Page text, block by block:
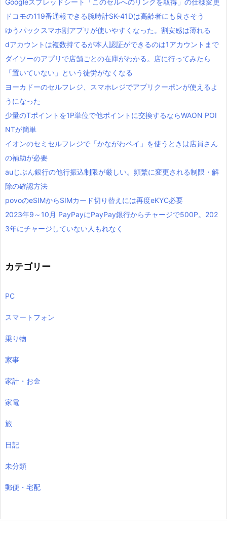
Googleスプレッドシート「このセルへのリンクを取得」の仕様変更
ドコモの119番通報できる腕時計SK-41Dは高齢者にも良さそう
ゆうパックスマホ割アプリが使いやすくなった。割安感は薄れる
dアカウントは複数持てるが本人認証ができるのは1アカウントまで
ダイソーのアプリで店舗ごとの在庫がわかる。店に行ってみたら
「置いていない」という徒労がなくなる
ヨーカドーのセルフレジ、スマホレジでアプリクーポンが使えるよ
うになった
少量のTポイントを1P単位で他ポイントに交換するならWAON POI
NTが簡単
イオンのセミセルフレジで「かながわペイ」を使うときは店員さん
の補助が必要
auじぶん銀行の他行振込制限が厳しい。頻繁に変更される制限・解
除の確認方法
povoのeSIMからSIMカード切り替えには再度eKYC必要
2023年9～10月 PayPayにPayPay銀行からチャージで500P。202
3年にチャージしていない人もれなく
カテゴリー
PC
スマートフォン
乗り物
家事
家計・お金
家電
旅
日記
未分類
郵便・宅配